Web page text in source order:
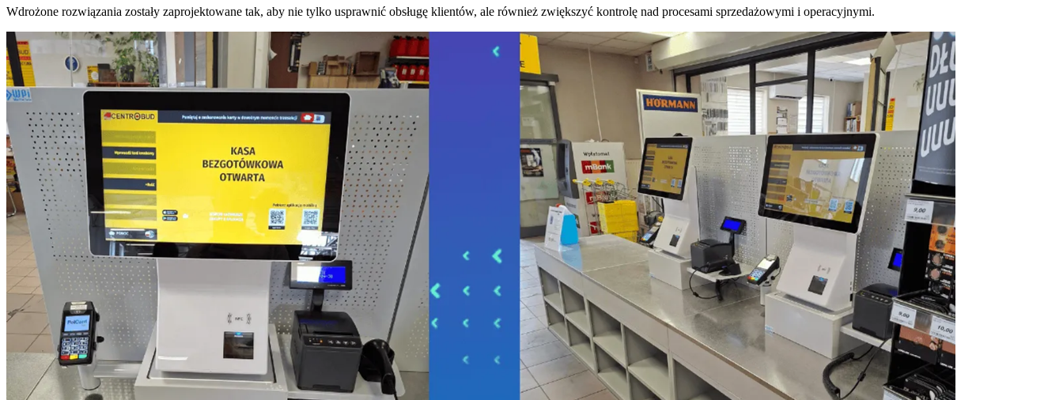
Wdrożone rozwiązania zostały zaprojektowane tak, aby nie tylko usprawnić obsługę klientów, ale również zwiększyć kontrolę nad procesami sprzedażowymi i operacyjnymi.